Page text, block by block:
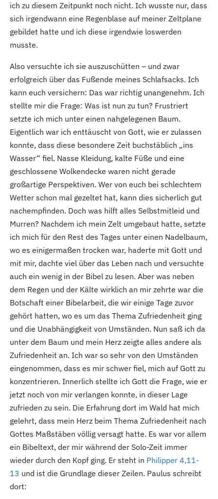
ich zu diesem Zeitpunkt noch nicht. Ich wusste nur, dass
sich irgendwann eine Regenblase auf meiner Zeltplane
gebildet hatte und ich diese irgendwie loswerden
musste.
Also versuchte ich sie auszuschütten – und zwar
erfolgreich über das Fußende meines Schlafsacks. Ich
kann euch versichern: Das war richtig unangenehm. Ich
stellte mir die Frage: Was ist nun zu tun? Frustriert
setzte ich mich unter einen nahgelegenen Baum.
Eigentlich war ich enttäuscht von Gott, wie er zulassen
konnte, dass diese besondere Zeit buchstäblich „ins
Wasser“ fiel. Nasse Kleidung, kalte Füße und eine
geschlossene Wolkendecke waren nicht gerade
großartige Perspektiven. Wer von euch bei schlechtem
Wetter schon mal gezeltet hat, kann dies sicherlich gut
nachempfinden. Doch was hilft alles Selbstmitleid und
Murren? Nachdem ich mein Zelt umgebaut hatte, setzte
ich mich für den Rest des Tages unter einen Nadelbaum,
wo es einigermaßen trocken war, haderte mit Gott und
mit mir, dachte viel über das Leben nach und versuchte
auch ein wenig in der Bibel zu lesen. Aber was neben
dem Regen und der Kälte wirklich an mir zehrte war die
Botschaft einer Bibelarbeit, die wir einige Tage zuvor
gehört hatten, wo es um das Thema Zufriedenheit ging
und die Unabhängigkeit von Umständen. Nun saß ich da
unter dem Baum und mein Herz zeigte alles andere als
Zufriedenheit an. Ich war so sehr von den Umständen
eingenommen, dass es mir schwer fiel, mich auf Gott zu
konzentrieren. Innerlich stellte ich Gott die Frage, wie er
jetzt noch von mir verlangen konnte, in dieser Lage
zufrieden zu sein. Die Erfahrung dort im Wald hat mich
gelehrt, dass mein Herz beim Thema Zufriedenheit nach
Gottes Maßstäben völlig versagt hatte. Es war vor allem
ein Bibeltext, der mir während der Solo-Zeit immer
wieder durch den Kopf ging. Er steht in Philipper 4,11-
13 und ist die Grundlage dieser Zeilen. Paulus schreibt
dort: